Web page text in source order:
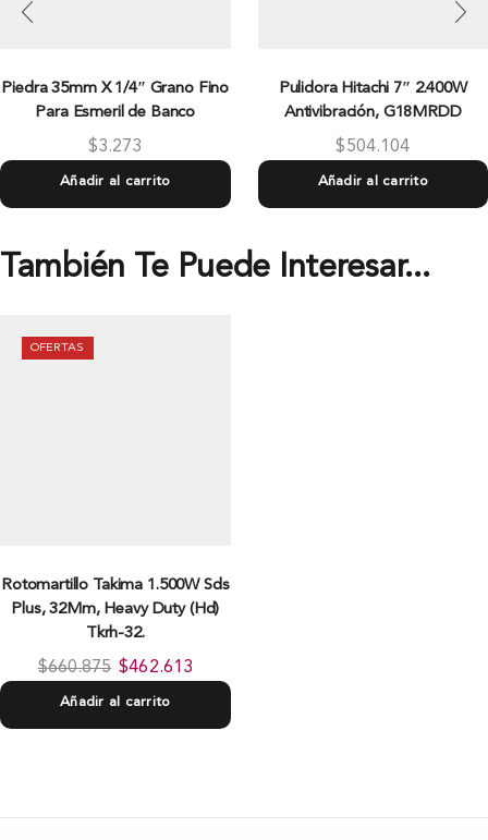
Piedra 35mm X 1/4″ Grano Fino
Para Esmeril de Banco
$3.273
Añadir al carrito
Pulidora Hitachi 7″ 2.400W
Antivibración, G18MRDD
$504.104
Añadir al carrito
También Te Puede Interesar...
OFERTAS
Rotomartillo Takima 1.500W Sds
Plus, 32Mm, Heavy Duty (Hd)
Tkrh-32.
$660.875 $462.613
Añadir al carrito